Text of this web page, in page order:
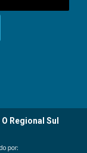
O Regional Sul